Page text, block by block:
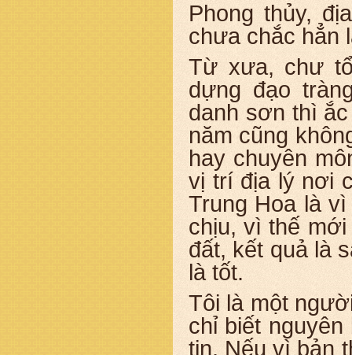
Phong thủy,
chưa chắc hẳn
Từ xưa, chư
dựng đạo
danh sơn thì
năm cũng
hay chuyên
vị trí địa lý nơi
Trung Hoa là
chịu, vì thế
đất, kết quả là
là tốt.
Tôi là một
chỉ biết
tin. Nếu vì bản